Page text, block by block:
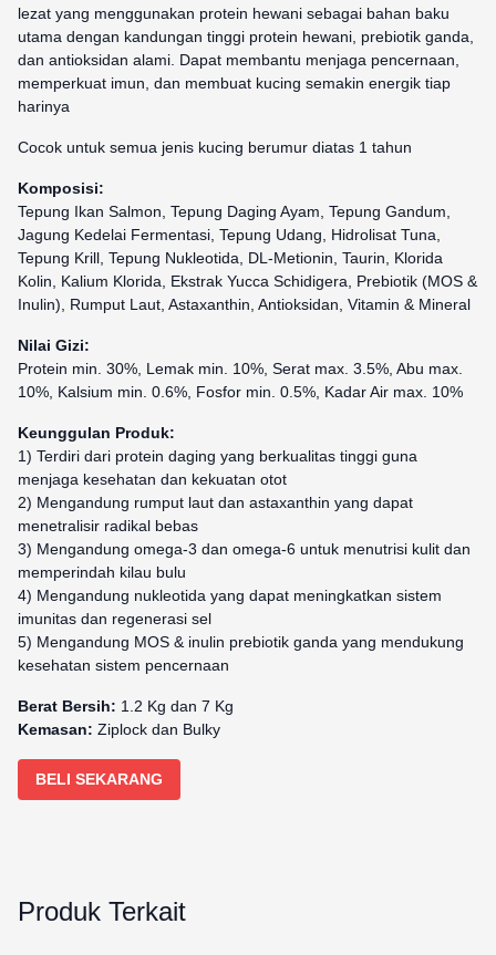
lezat yang menggunakan protein hewani sebagai bahan baku
utama dengan kandungan tinggi protein hewani, prebiotik ganda,
dan antioksidan alami. Dapat membantu menjaga pencernaan,
memperkuat imun, dan membuat kucing semakin energik tiap
harinya
Cocok untuk semua jenis kucing berumur diatas 1 tahun
Komposisi:
Tepung Ikan Salmon, Tepung Daging Ayam, Tepung Gandum,
Jagung Kedelai Fermentasi, Tepung Udang, Hidrolisat Tuna,
Tepung Krill, Tepung Nukleotida, DL-Metionin, Taurin, Klorida
Kolin, Kalium Klorida, Ekstrak Yucca Schidigera, Prebiotik (MOS &
Inulin), Rumput Laut, Astaxanthin, Antioksidan, Vitamin & Mineral
Nilai Gizi:
Protein min. 30%, Lemak min. 10%, Serat max. 3.5%, Abu max.
10%, Kalsium min. 0.6%, Fosfor min. 0.5%, Kadar Air max. 10%
Keunggulan Produk:
1) Terdiri dari protein daging yang berkualitas tinggi guna
menjaga kesehatan dan kekuatan otot
2) Mengandung rumput laut dan astaxanthin yang dapat
menetralisir radikal bebas
3) Mengandung omega-3 dan omega-6 untuk menutrisi kulit dan
memperindah kilau bulu
4) Mengandung nukleotida yang dapat meningkatkan sistem
imunitas dan regenerasi sel
5) Mengandung MOS & inulin prebiotik ganda yang mendukung
kesehatan sistem pencernaan
Berat Bersih: 1.2 Kg dan 7 Kg
Kemasan: Ziplock dan Bulky
BELI SEKARANG
Produk Terkait